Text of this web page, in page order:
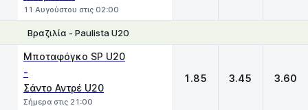
11 Αυγούστου στις 02:00
Βραζιλία - Paulista U20
Μποταφόγκο SP U20
-
Σάντο Αντρέ U20
Σήμερα στις 21:00
1.85 3.45 3.60